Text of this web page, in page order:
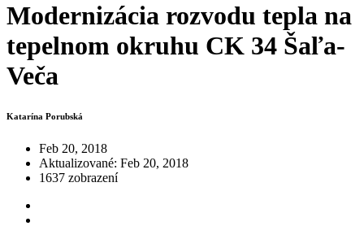
Modernizácia rozvodu tepla na
tepelnom okruhu CK 34 Šaľa-
Veča
Katarína Porubská
Feb 20, 2018
Aktualizované: Feb 20, 2018
1637 zobrazení